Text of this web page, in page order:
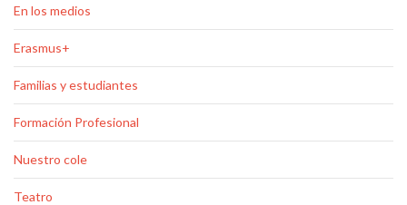
En los medios
Erasmus+
Familias y estudiantes
Formación Profesional
Nuestro cole
Teatro